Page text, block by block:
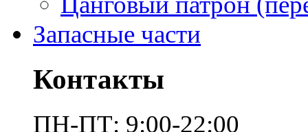
Запасные части
Контакты
ПН-ПТ: 9:00-22:00